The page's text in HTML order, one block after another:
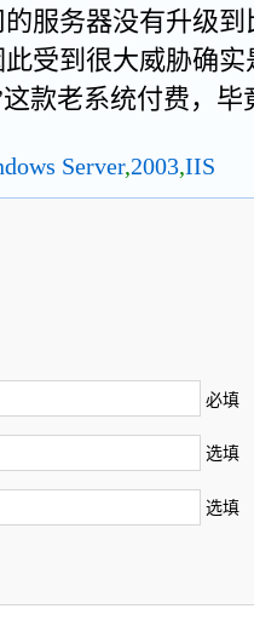
务器没有升级到
受到很大威胁确
款老系统付费，
Server,2003,IIS
必填
选填
选填